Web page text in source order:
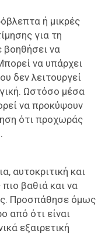
ή μικρές
για τη
βοηθήσει να
να υπάρχει
δεν λειτουργεί
Ωστόσο μέσα
να προκύψουν
ότι προχωράς
αυτοκριτική και
πιο βαθιά και να
Προσπάθησε όμως
από ότι είναι
εξαιρετική